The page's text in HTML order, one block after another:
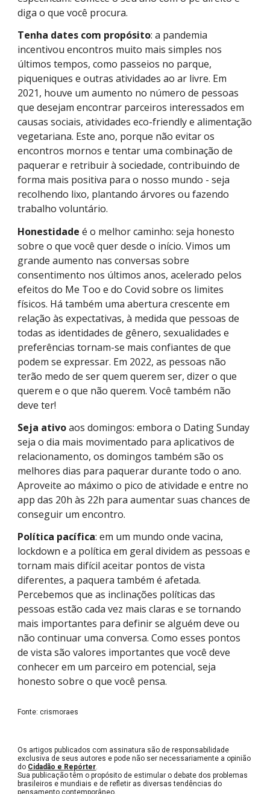
diga o que você procura.
Tenha dates com propósito: a pandemia
incentivou encontros muito mais simples nos
últimos tempos, como passeios no parque,
piqueniques e outras atividades ao ar livre. Em
2021, houve um aumento no número de pessoas
que desejam encontrar parceiros interessados em
causas sociais, atividades eco-friendly e alimentação
vegetariana. Este ano, porque não evitar os
encontros mornos e tentar uma combinação de
paquerar e retribuir à sociedade, contribuindo de
forma mais positiva para o nosso mundo - seja
recolhendo lixo, plantando árvores ou fazendo
trabalho voluntário.
Honestidadeé o melhor caminho: seja honesto
sobre o que você quer desde o início. Vimos um
grande aumento nas conversas sobre
consentimento nos últimos anos, acelerado pelos
efeitos do Me Too e do Covid sobre os limites
físicos. Há também uma abertura crescente em
relação às expectativas, à medida que pessoas de
todas as identidades de gênero, sexualidades e
preferências tornam-se mais confiantes de que
podem se expressar. Em 2022, as pessoas não
terão medo de ser quem querem ser, dizer o que
querem e o que não querem. Você também não
deve ter!
Seja ativoaos domingos: embora o Dating Sunday
seja o dia mais movimentado para aplicativos de
relacionamento, os domingos também são os
melhores dias para paquerar durante todo o ano.
Aproveite ao máximo o pico de atividade e entre no
app das 20h às 22h para aumentar suas chances de
conseguir um encontro.
Política pacífica: em um mundo onde vacina,
lockdown e a política em geral dividem as pessoas e
tornam mais difícil aceitar pontos de vista
diferentes, a paquera também é afetada.
Percebemos que as inclinações políticas das
pessoas estão cada vez mais claras e se tornando
mais importantes para definir se alguém deve ou
não continuar uma conversa. Como esses pontos
de vista são valores importantes que você deve
conhecer em um parceiro em potencial, seja
honesto sobre o que você pensa.
Fonte: crismoraes
Os artigos publicados com assinatura são de responsabilidade
exclusiva de seus autores e pode não ser necessariamente a opinião
do Cidadão e Repórter.
Sua publicação têm o propósito de estimular o debate dos problemas
brasileiros e mundiais e de refletir as diversas tendências do
pensamento contemporâneo.